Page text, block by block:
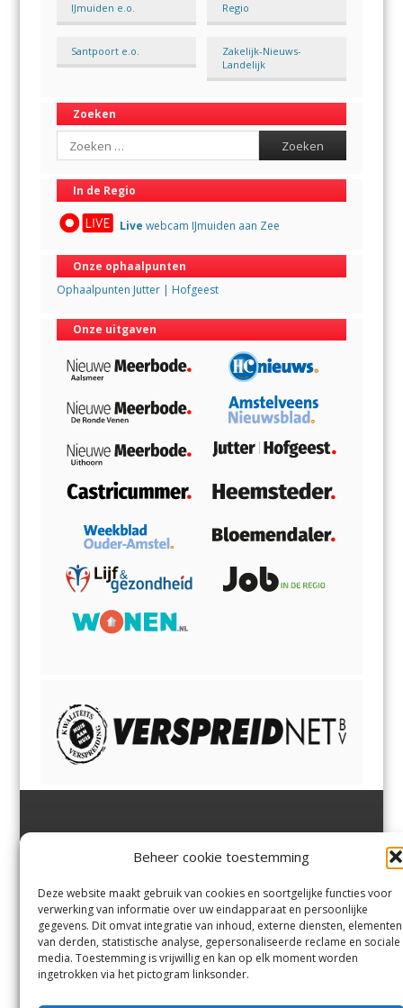
Beheer cookie toestemming
Deze website maakt gebruik van cookies en soortgelijke functies voor
verwerking van informatie over uw eindapparaat en persoonlijke
gegevens. Dit omvat integratie van inhoud, externe diensten, elementen
van derden, statistische analyse, gepersonaliseerde reclame en sociale
media. Toestemming is vrijwillig en kan op elk moment worden
ingetrokken via het pictogram linksonder.
IJmuiden e.o. Regio
Santpoort e.o.
Zakelijk-Nieuws-
Landelijk
Zoeken
Search
In de Regio
Live webcam IJmuiden aan Zee
Onze ophaalpunten
Ophaalpunten Jutter | Hofgeest
Onze uitgaven
Margadantstraat 34
0255-533900
info@jutter.nlofinfo@hofgee
st.nl
Velserbroek,Velsen-Zuid,
Zuid,Driehuisen
Spaarnwoude.
Contact
Andere uitgaven